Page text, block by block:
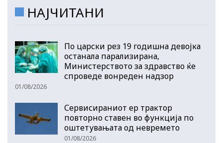
НАЈЧИТАНИ
По царски рез 19 годишна девојка
останала парализирана,
Министерството за здравство ќе
спроведе вонреден надзор
01/08/2026
Сервисираниот ер трактор
повторно ставен во функција по
оштетувањата од невремето
01/08/2026